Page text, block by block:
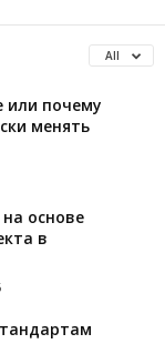
All
или почему
менять
основе
в